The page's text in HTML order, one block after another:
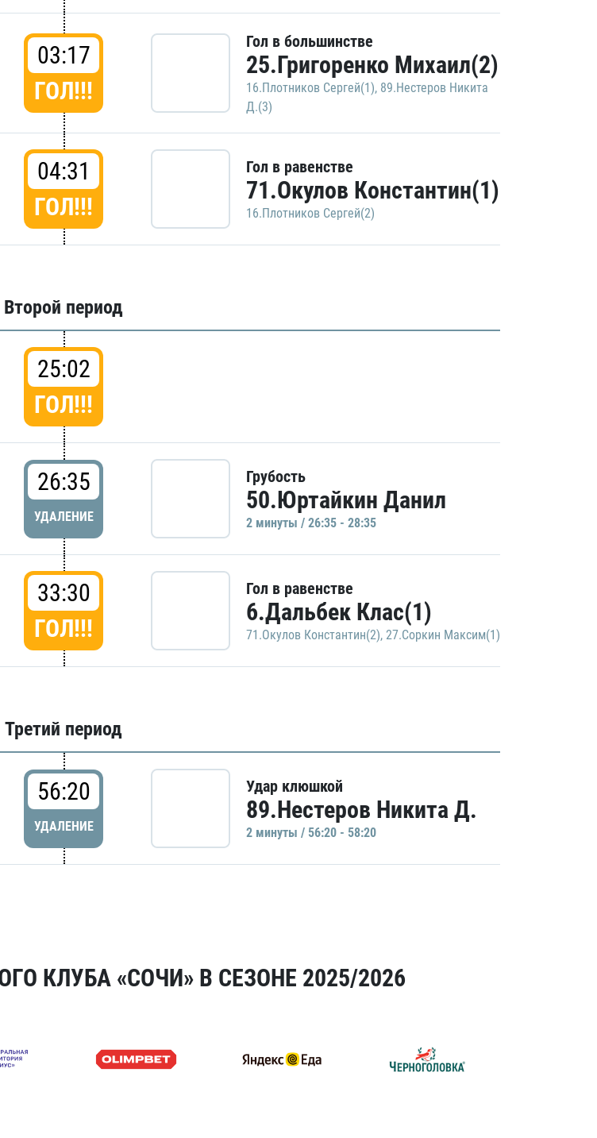
03:17
ГОЛ!!!
Гол в большинстве
25.Григоренко Михаил(2)
16.Плотников Сергей(1), 89.Нестеров Никита
Д.(3)
04:31
ГОЛ!!!
Гол в равенстве
71.Окулов Константин(1)
16.Плотников Сергей(2)
Второй период
25:02
ГОЛ!!!
26:35
УДАЛЕНИЕ
Грубость
50.Юртайкин Данил
2 минуты / 26:35 - 28:35
33:30
ГОЛ!!!
Гол в равенстве
6.Дальбек Клас(1)
71.Окулов Константин(2), 27.Соркин Максим(1)
Третий период
56:20
УДАЛЕНИЕ
Удар клюшкой
89.Нестеров Никита Д.
2 минуты / 56:20 - 58:20
КЛУБА «СОЧИ» В СЕЗОНЕ 2025/2026